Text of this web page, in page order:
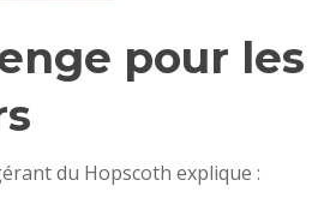
pour les
du Hopscoth explique :